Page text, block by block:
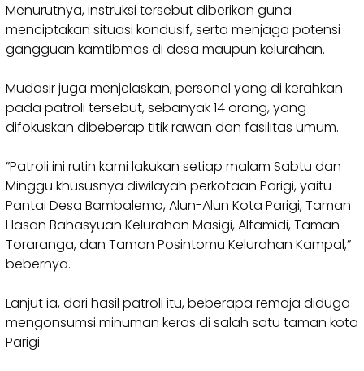
‎Menurutnya, instruksi tersebut diberikan guna
menciptakan situasi kondusif, serta menjaga potensi
gangguan kamtibmas di desa maupun kelurahan.
‎Mudasir juga menjelaskan, personel yang di kerahkan
pada patroli tersebut, sebanyak 14 orang, yang
difokuskan dibeberap titik rawan dan fasilitas umum.
‎”Patroli ini rutin kami lakukan setiap malam Sabtu dan
Minggu khususnya diwilayah perkotaan Parigi, yaitu
Pantai Desa Bambalemo, Alun-Alun Kota Parigi, Taman
Hasan Bahasyuan Kelurahan Masigi, Alfamidi, Taman
Toraranga, dan Taman Posintomu Kelurahan Kampal,”
bebernya.
‎Lanjut ia, dari hasil patroli itu, beberapa remaja diduga
mengonsumsi minuman keras di salah satu taman kota
Parigi